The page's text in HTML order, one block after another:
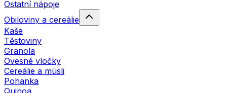
Ostatní nápoje
Obiloviny a cereálie
Kaše
Těstoviny
Granola
Ovesné vločky
Cereálie a müsli
Pohanka